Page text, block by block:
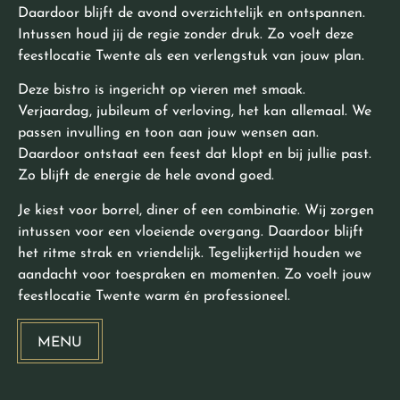
Daardoor blijft de avond overzichtelijk en ontspannen.
Intussen houd jij de regie zonder druk. Zo voelt deze
feestlocatie Twente als een verlengstuk van jouw plan.
Deze bistro is ingericht op vieren met smaak.
Verjaardag, jubileum of verloving, het kan allemaal. We
passen invulling en toon aan jouw wensen aan.
Daardoor ontstaat een feest dat klopt en bij jullie past.
Zo blijft de energie de hele avond goed.
Je kiest voor borrel, diner of een combinatie. Wij zorgen
intussen voor een vloeiende overgang. Daardoor blijft
het ritme strak en vriendelijk. Tegelijkertijd houden we
aandacht voor toespraken en momenten. Zo voelt jouw
feestlocatie Twente warm én professioneel.
MENU